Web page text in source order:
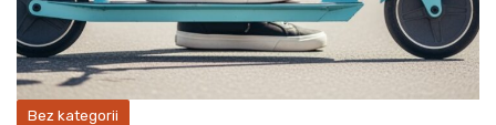
Bez kategorii